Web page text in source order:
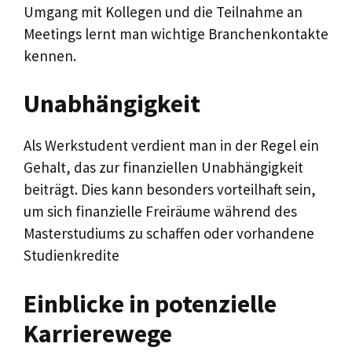
Umgang mit Kollegen und die Teilnahme an
Meetings lernt man wichtige Branchenkontakte
kennen.
Unabhängigkeit
Als Werkstudent verdient man in der Regel ein
Gehalt, das zur finanziellen Unabhängigkeit
beiträgt. Dies kann besonders vorteilhaft sein,
um sich finanzielle Freiräume während des
Masterstudiums zu schaffen oder vorhandene
Studienkredite
Einblicke in potenzielle
Karrierewege